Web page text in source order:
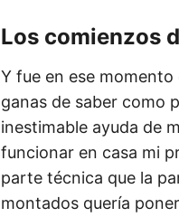
Los comienzos
Y fue en ese
ganas de saber como
inestimable ayuda de
funcionar en casa mi
parte técnica que la
montados quería